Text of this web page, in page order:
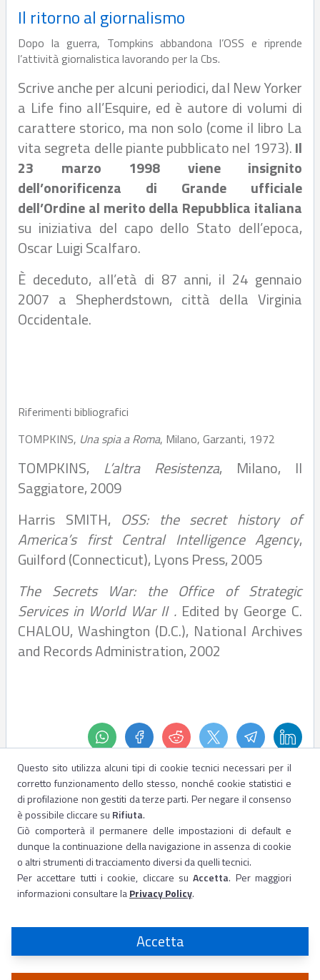
Il ritorno al giornalismo
Dopo la guerra, Tompkins abbandona l’OSS e riprende
l’attività giornalistica lavorando per la Cbs.
Scrive anche per alcuni periodici, dal New Yorker
a Life fino all’Esquire, ed è autore di volumi di
carattere storico, ma non solo (come il libro La
vita segreta delle piante pubblicato nel 1973).Il
23 marzo 1998 viene insignito
dell’onorificenza di Grande ufficiale
dell’Ordine al merito della Repubblica italiana
su iniziativa del capo dello Stato dell’epoca,
Oscar Luigi Scalfaro.
È deceduto, all’età di 87 anni, il 24 gennaio
2007 a Shepherdstown, città della Virginia
Occidentale.
Riferimenti bibliografici
TOMPKINS, Una spia a Roma, Milano, Garzanti, 1972
TOMPKINS, L’altra Resistenza, Milano, Il
Saggiatore, 2009
Harris SMITH, OSS: the secret history of
America’s first Central Intelligence Agency,
Guilford (Connecticut), Lyons Press, 2005
The Secrets War: the Office of Strategic
Services in World War II . Edited by George C.
CHALOU, Washington (D.C.), National Archives
and Records Administration, 2002
Questo sito utilizza alcuni tipi di cookie tecnici necessari per il
corretto funzionamento dello stesso, nonché cookie statistici e
di profilazione non gestiti da terze parti. Per negare il consenso
è possibile cliccare su Rifiuta.
Ciò comporterà il permanere delle impostazioni di default e
dunque la continuazione della navigazione in assenza di cookie
o altri strumenti di tracciamento diversi da quelli tecnici.
Per accettare tutti i cookie, cliccare suAccetta. Per maggiori
informazioni consultare laPrivacy Policy.
Accetta